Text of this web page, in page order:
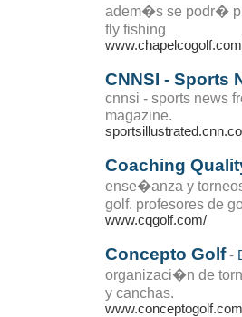
adem�s se podr�
fly fishing
CNNSI - Sports
cnnsi - sports news
magazine.
Coaching
ense�anza y
golf. profesores de
www.cqgolf.com/
Concepto Golf -
organizaci�n de
y canchas.